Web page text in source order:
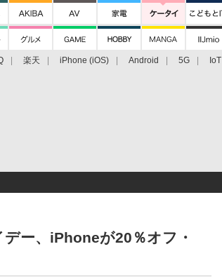
楽天 iPhone (iOS) Android 5G IoT
ー、iPhoneが20％オフ・